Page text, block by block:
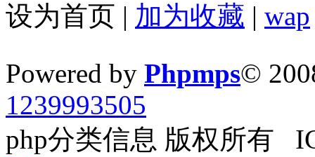
设为首页 | 加为收藏 | wap
Powered by Phpmps©
1239993505
php分类信息 版权所有